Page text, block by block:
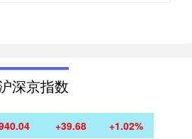
深京指数
+39.68 +1.02%